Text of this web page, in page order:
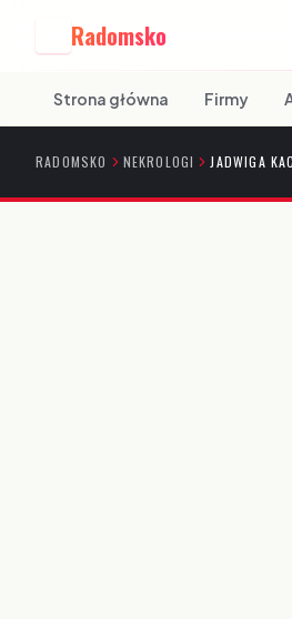
Radomsko
Strona główna Firmy
RADOMSKO NEKROLOGI JADWIGA